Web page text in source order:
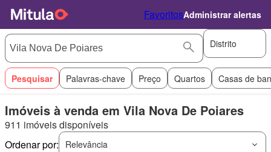
FavoritosAdministrar alertas
Distrito
Pesquisar Palavras-chave Preço Quartos Casas de
Imóveis à venda em Vila Nova De Poiares
911 imóveis disponíveis
Ordenar por:
Relevância